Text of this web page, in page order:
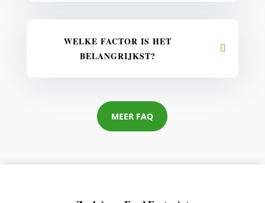
WELKE FACTOR IS HET
BELANGRIJKST?
MEER FAQ